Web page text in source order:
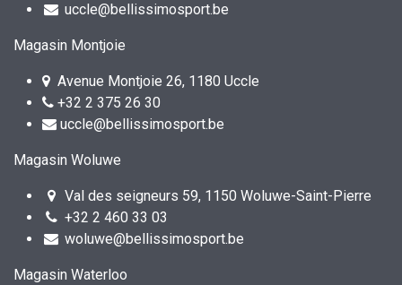
uccle@bellissimosport.be
Magasin Montjoie
Avenue Montjoie 26, 1180 Uccle
+32 2 375 26 30
uccle@bellissimosport.be
Magasin Woluwe
Val des seigneurs 59, 1150 Woluwe-Saint-Pierre
+32 2 460 33 03
woluwe@bellissimosport.be
Magasin Waterloo